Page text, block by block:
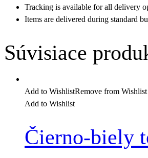
Tracking is available for all delivery
Items are delivered during standard
Súvisiace
Add to WishlistRemove from Wishlist
Add to Wishlist
Čierno-biely